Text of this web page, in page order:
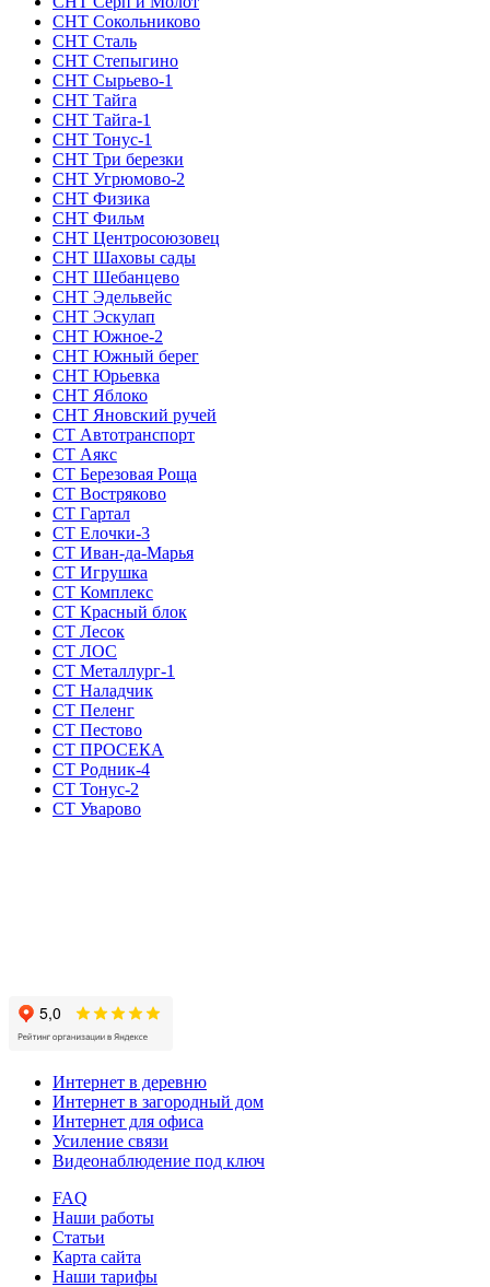
СНТ Сокольниково
СНТ Сталь
СНТ Степыгино
СНТ Сырьево-1
СНТ Тайга
СНТ Тайга-1
СНТ Тонус-1
СНТ Три березки
СНТ Угрюмово-2
СНТ Физика
СНТ Фильм
СНТ Центросоюзовец
СНТ Шаховы сады
СНТ Шебанцево
СНТ Эдельвейс
СНТ Эскулап
СНТ Южное-2
СНТ Южный берег
СНТ Юрьевка
СНТ Яблоко
СНТ Яновский ручей
СТ Автотранспорт
СТ Аякс
СТ Березовая Роща
СТ Востряково
СТ Гартал
СТ Елочки-3
СТ Иван-да-Марья
СТ Игрушка
СТ Комплекс
СТ Красный блок
СТ Лесок
СТ ЛОС
СТ Металлург-1
СТ Наладчик
СТ Пеленг
СТ Пестово
СТ ПРОСЕКА
СТ Родник-4
СТ Тонус-2
СТ Уварово
Интернет в деревню
Интернет в загородный дом
Интернет для офиса
Усиление связи
Видеонаблюдение под ключ
FAQ
Наши работы
Статьи
Карта сайта
Наши тарифы